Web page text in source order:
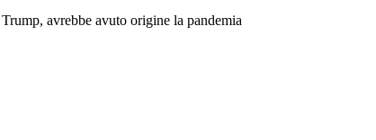
avrebbe avuto origine la pandemia